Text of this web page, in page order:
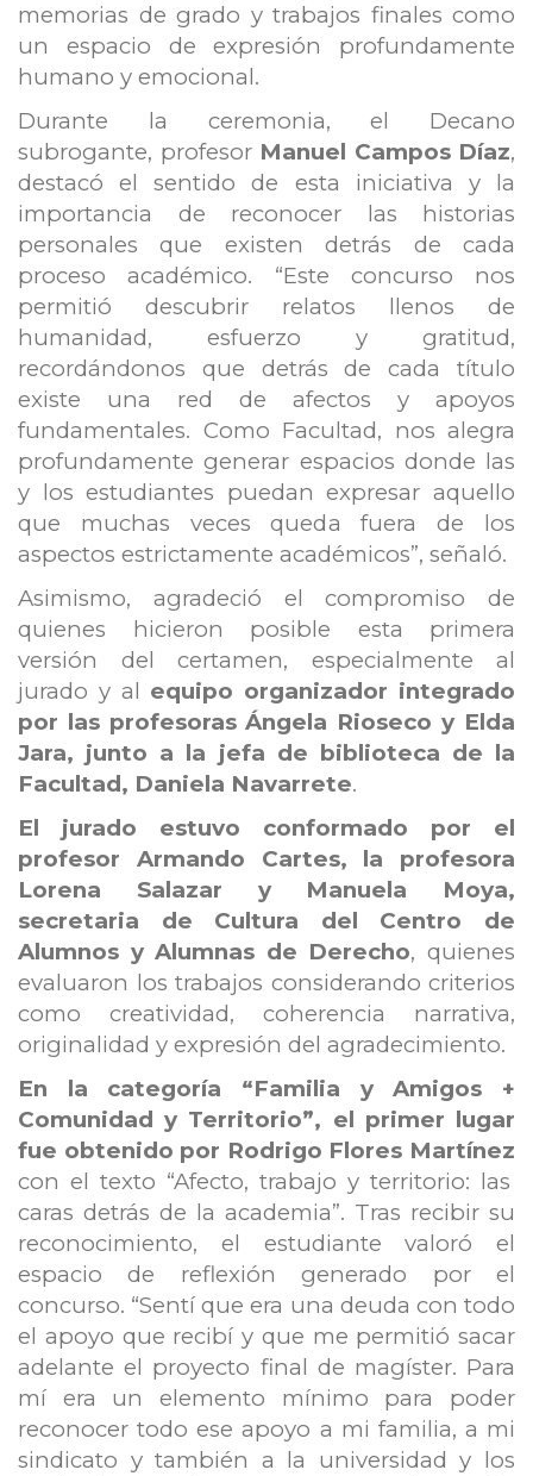
memorias de grado y trabajos finales como
un espacio de expresión profundamente
humano y emocional.
Durante la ceremonia, el Decano
subrogante, profesor Manuel Campos Díaz,
destacó el sentido de esta iniciativa y la
importancia de reconocer las historias
personales que existen detrás de cada
proceso académico. “Este concurso nos
permitió descubrir relatos llenos de
humanidad, esfuerzo y gratitud,
recordándonos que detrás de cada título
existe una red de afectos y apoyos
fundamentales. Como Facultad, nos alegra
profundamente generar espacios donde las
y los estudiantes puedan expresar aquello
que muchas veces queda fuera de los
aspectos estrictamente académicos”, señaló.
Asimismo, agradeció el compromiso de
quienes hicieron posible esta primera
versión del certamen, especialmente al
jurado y al equipo organizador integrado
por las profesoras Ángela Rioseco y Elda
Jara, junto a la jefa de biblioteca de la
Facultad, Daniela Navarrete.
El jurado estuvo conformado por el
profesor Armando Cartes, la profesora
Lorena Salazar y Manuela Moya,
secretaria de Cultura del Centro de
Alumnos y Alumnas de Derecho, quienes
evaluaron los trabajos considerando criterios
como creatividad, coherencia narrativa,
originalidad y expresión del agradecimiento.
En la categoría “Familia y Amigos +
Comunidad y Territorio”, el primer lugar
fue obtenido por Rodrigo Flores Martínez
con el texto “Afecto, trabajo y territorio: las
caras detrás de la academia”. Tras recibir su
reconocimiento, el estudiante valoró el
espacio de reflexión generado por el
concurso. “Sentí que era una deuda con todo
el apoyo que recibí y que me permitió sacar
adelante el proyecto final de magíster. Para
mí era un elemento mínimo para poder
reconocer todo ese apoyo a mi familia, a mi
sindicato y también a la universidad y los